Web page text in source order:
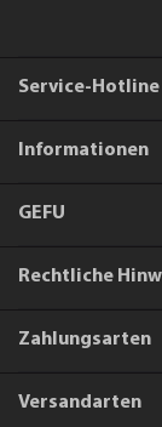
Service-Hotline
Informationen
GEFU
Rechtliche
Zahlungsarten
Versandarten